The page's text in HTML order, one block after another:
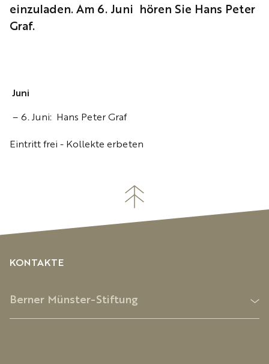
einzuladen. Am 6. Juni hören Sie Hans Peter
Graf.
Juni
6. Juni: Hans Peter Graf
Eintritt frei - Kollekte erbeten
KONTAKTE
Berner Münster-Stiftung